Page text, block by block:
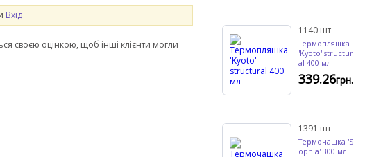
1140 шт
Термопляшка
'Kyoto' structur
al 400 мл
339.26грн.
1391 шт
Термочашка 'S
ophia' 300 мл
Вхід
своєю оцінкою, щоб інші клієнти могли